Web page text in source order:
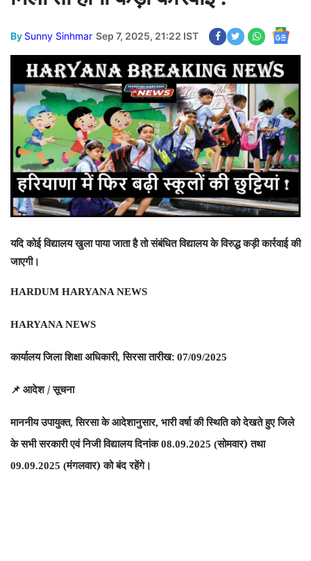
By Sunny Sinhmar Sep 7, 2025, 21:22 IST
यदि कोई विद्यालय खुला पाया जाता है तो संबंधित विद्यालय के विरुद्ध कड़ी कार्रवाई की
जाएगी।
HARDUM HARYANA NEWS
HARYANA NEWS
कार्यालय जिला शिक्षा अधिकारी,सिरसा तारीख: 07/09/2025
📌 आदेश / सूचना
माननीय उपायुक्त,सिरसा के आदेशानुसार, भारी वर्षा की स्थिति को देखते हुए जिले
के सभी सरकारी एवं निजी विद्यालय दिनांक08.09.2025 (सोमवार) तथा
09.09.2025 (मंगलवार) को बंद रहेंगे।